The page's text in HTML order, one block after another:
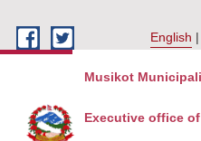
English
Musikot
Executive office